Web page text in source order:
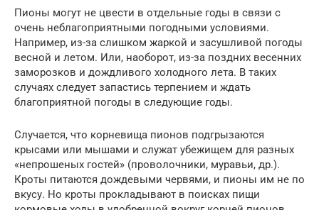
Пионы могут не цвести в отдельные годы в связи с
очень неблагоприятными погодными условиями.
Например, из-за слишком жаркой и засушливой погоды
весной и летом. Или, наоборот, из-за поздних весенних
заморозков и дождливого холодного лета. В таких
случаях следует запастись терпением и ждать
благоприятной погоды в следующие годы.
Случается, что корневища пионов подгрызаются
крысами или мышами и служат убежищем для разных
«непрошеных гостей» (проволочники, муравьи, др.).
Кроты питаются дождевыми червями, и пионы им не по
вкусу. Но кроты прокладывают в поисках пищи